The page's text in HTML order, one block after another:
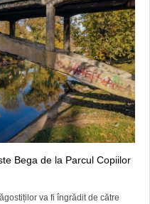
Bega de la Parcul Copiilor
va fi îngrădit de către